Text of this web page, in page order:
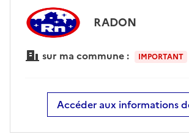
RADON
sur ma commune : IMPORTANT
Accéder aux informations